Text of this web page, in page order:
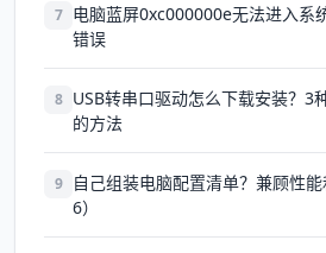
7 电脑蓝屏0xc000000e无法进入系
错误
8 USB转串口驱动怎么下载安装？3
的方法
9
自己组装电脑配置清单？兼顾性
6）